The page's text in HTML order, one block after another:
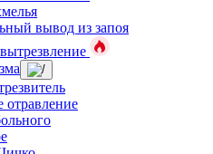
вывод из запоя
отравление